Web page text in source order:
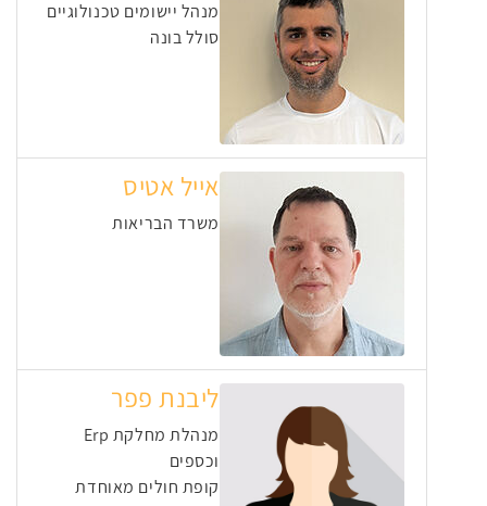
מנהל יישומים טכנולוגיים
סולל בונה
אייל אטיס
משרד הבריאות
ליבנת פפר
מנהלת מחלקת Erp
וכספים
קופת חולים מאוחדת